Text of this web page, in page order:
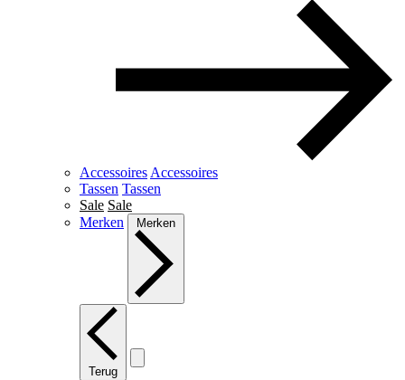
Accessoires Accessoires
Tassen Tassen
Sale Sale
Merken
Merken
Terug